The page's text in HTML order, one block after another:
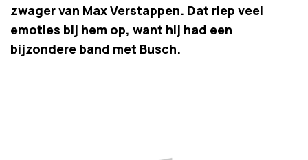
zwager van Max Verstappen. Dat riep veel
emoties bij hem op, want hij had een
bijzondere band met Busch.